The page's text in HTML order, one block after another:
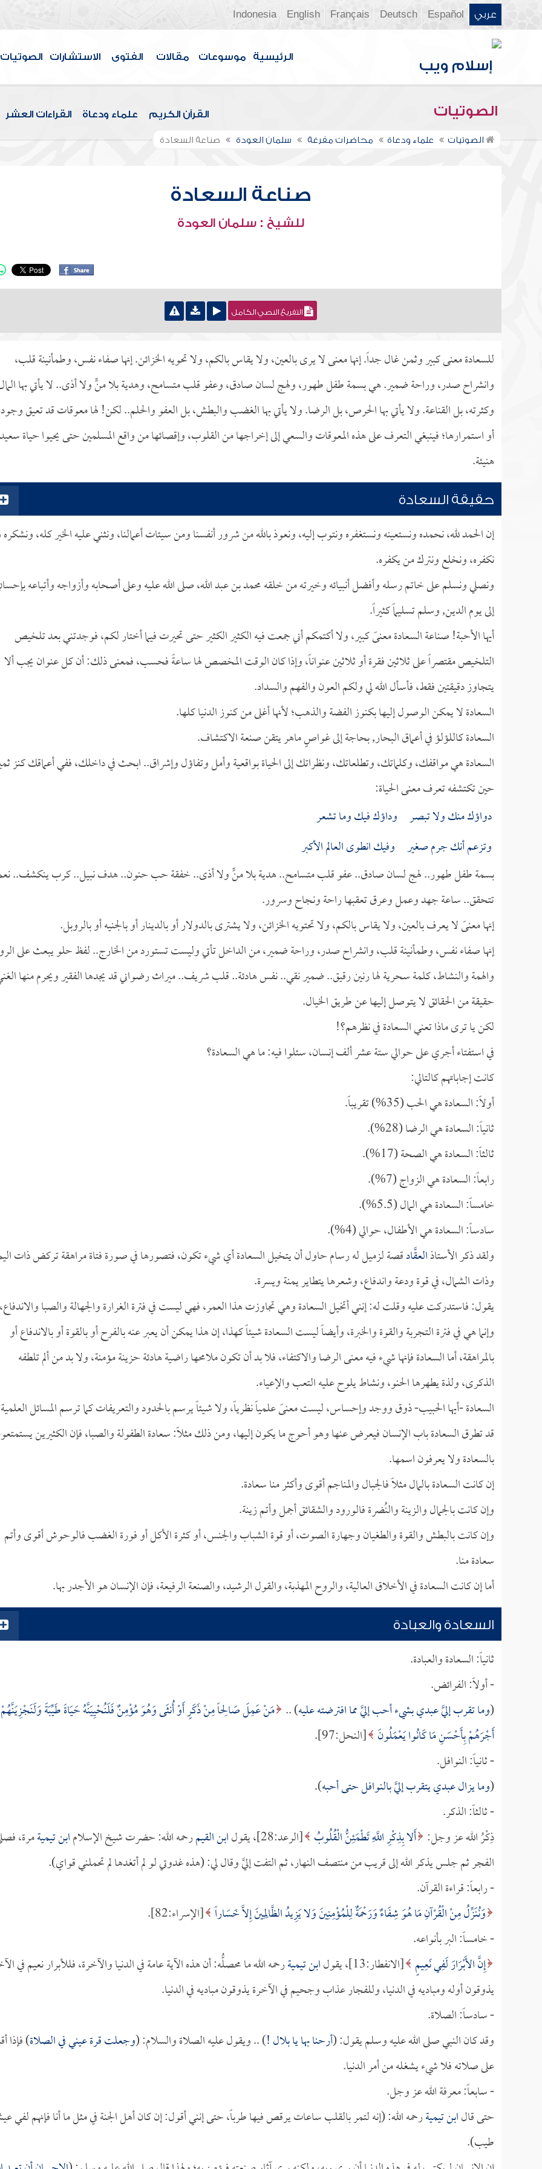
عربي Español
Deutsch
Français
English
Indonesia
الرئيسية موسوعات مقالات الفتوى الاستشارات الصوتيات
الصوتيات القرآن الكريم علماء ودعاة القراءات العشر
الصوتيات علماء ودعاة محاضرات مفرغة سلمان العودة صناعة السعادة
صناعة السعادة
للشيخ : سلمان العودة
التفريغ النصي الكامل
للسعادة معنى كبير وثمن غال جداً. إنها معنى لا يرى بالعين، ولا يقاس بالكم، ولا تحويه الخزائن. إنها صفاء نفس، وطمأنينة قلب،
وانشراح صدر، وراحة ضمير. هي بسمة طفل طهور، ولهج لسان صادق، وعفو قلب متسامح، وهدية بلا منٍّ ولا أذى.. لا يأتي بها
وكثرته، بل القناعة. ولا يأتي بها الحرص، بل الرضا. ولا يأتي بها الغضب والبطش، بل العفو والحلم.. لكن! لها معوقات قد تعيق
أو استمرارها؛ فينبغي التعرف على هذه المعوقات والسعي إلى إخراجها من القلوب، وإقصائها من واقع المسلمين حتى يحيوا حياة
هنيئة.
حقيقة السعادة
إن الحمد لله، نحمده ونستعينه ونستغفره ونتوب إليه، ونعوذ بالله من شرور أنفسنا ومن سيئات أعمالنا، ونثني عليه الخير كله،
نكفره، ونخلع ونترك من يكفره.
ونصلي ونسلم على خاتم رسله وأفضل أنبيائه وخيرته من خلقه محمد بن عبد الله، صلى الله عليه وعلى أصحابه وأزواجه وأتباعه
إلى يوم الدين, وسلم تسليماً كثيراً.
أيها الأحبة! صناعة السعادة معنىً كبير، ولا أكتمكم أني جمعت فيه الكثير الكثير حتى تحيرت فيما أختار لكم، فوجدتني بعد تلخيص
التلخيص مقتصراً على ثلاثين فقرة أو ثلاثين عنواناً، وإذا كان الوقت المخصص لها ساعةً فحسب، فمعنى ذلك: أن كل عنوان يجب ألا
يتجاوز دقيقتين فقط، فأسأل الله لي ولكم العون والفهم والسداد.
السعادة لا يمكن الوصول إليها بكنوز الفضة والذهب؛ لأنها أغلى من كنوز الدنيا كلها.
السعادة كاللؤلؤ في أعماق البحار, بحاجة إلى غواصٍ ماهر يتقن صنعة الاكتشاف.
السعادة هي مواقفك، وكلماتك، وتطلعاتك، ونظراتك إلى الحياة بواقعية وأمل وتفاؤل وإشراق.. ابحث في داخلك، ففي أعماقك كنز
حين تكتشفه تعرف معنى الحياة:
دواؤك منك ولا تبصـر وداؤك فيك وما تشعر
وتزعم أنك جرم صغير وفيك انطوى العالم الأكبر
بسمة طفل طهور.. لهج لسان صادق.. عفو قلب متسامح.. هدية بلا منٍّ ولا أذى.. خفقة حب حنون.. هدف نبيل.. كرب ينكشف..
تتحقق.. ساعة جهد وعمل وعرق تعقبها راحة ونجاح وسرور.
إنها معنىً لا يعرف بالعين، ولا يقاس بالكم، ولا تحتويه الخزائن، ولا يشترى بالدولار أو بالدينار أو بالجنيه أو بالروبل.
إنها صفاء نفس، وطمأنينة قلب، وانشراح صدر، وراحة ضمير، من الداخل تأتي وليست تستورد من الخارج.. لفظ حلو يبعث على
والهمة والنشاط، كلمة سحرية لها رنين رقيق.. ضمير نقي.. نفس هادئة.. قلب شريف.. ميراث رضواني قد يجدها الفقير ويحرم منها
حقيقة من الحقائق لا يتوصل إليها عن طريق الخيال.
لكن يا ترى ماذا تعني السعادة في نظرهم؟!
في استفتاء أجري على حوالي ستة عشر ألف إنسان، سئلوا فيه: ما هي السعادة؟
كانت إجاباتهم كالتالي:
أولاً: السعادة هي الحب (35%) تقريباً.
ثانياً: السعادة هي الرضا (28%).
ثالثاً: السعادة هي الصحة (17%).
رابعاً: السعادة هي الزواج (7%).
خامساً: السعادة هي المال (5.5%).
سادساً: السعادة هي الأطفال، حوالي (4%).
ولقد ذكر الأستاذالعقَّادقصة لزميل له رسام حاول أن يتخيل السعادة أي شيء تكون، فتصورها في صورة فتاة مراهقة تركض ذات
وذات الشمال، في قوة ودعة واندفاع، وشعرها يتطاير يمنة ويسرة.
يقول: فاستدركت عليه وقلت له: إنني أتخيل السعادة وهي تجاوزت هذا العمر، فهي ليست في فترة الغرارة والجهالة والصبا
وإنما هي في فترة التجربة والقوة والخبرة، وأيضاً ليست السعادة شيئاً كهذا، إن هذا يمكن أن يعبر عنه بالفرح أو بالقوة أو بالاندفاع أو
بالمراهقة، أما السعادة فإنها شيء فيه معنى الرضا والاكتفاء، فلا بد أن تكون ملامحها راضية هادئة حزينة مؤمنة، ولا بد من ألم تلطفه
الذكرى، ولذة يطهرها الحنو، ونشاط يلوح عليه التعب والإعياء.
السعادة -أيها الحبيب- ذوق ووجد وإحساس، ليست معنىً علمياً نظرياً، ولا شيئاً يرسم بالحدود والتعريفات كما ترسم المسائل
قد تطرق السعادة باب الإنسان فيعرض عنها وهو أحوج ما يكون إليها، ومن ذلك مثلاً: سعادة الطفولة والصبا، فإن الكثيرين
بالسعادة ولا يعرفون اسمها.
إن كانت السعادة بالمال مثلاً فالجبال والمناجم أقوى وأكثر منا سعادة.
وإن كانت بالجمال والزينة والنُضرة فالورود والشقائق أجمل وأتم زينة.
وإن كانت بالبطش والقوة والطغيان وجهارة الصوت، أو قوة الشباب والجنس، أو كثرة الأكل أو فورة الغضب فالوحوش أقوى وأتم
سعادة منا.
أما إن كانت السعادة في الأخلاق العالية، والروح المهذبة، والقول الرشيد، والصنعة الرفيعة، فإن الإنسان هو الأجدر بها.
السعادة والعبادة
ثانياً: السعادة والعبادة.
- أولاً: الفرائض.
(وما تقرب إليَّ عبدي بشيء أحب إليَّ مما افترضته عليه) .. مَنْ عَمِلَ صَالِحاً مِنْ ذَكَرٍ أَوْ أُنثَى وَهُوَ مُؤْمِنٌ فَلَنُحْيِيَنَّهُ حَيَاةً طَيِّبَةً وَلَنَجْزِيَنَّهُمْ
أَجْرَهُمْ بِأَحْسَنِ مَا كَانُوا يَعْمَلُونَ [النحل:97].
- ثانياً: النوافل.
(وما يزال عبدي يتقرب إليَّ بالنوافل حتى أحبه).
- ثالثاً: الذكر.
ذِكْرُ الله عز وجل: أَلا بِذِكْرِ اللَّهِ تَطْمَئِنُّ الْقُلُوبُ [الرعد:28]، يقول ابن القيمرحمه الله: حضرت شيخ الإسلامابن تيميةمرة،
الفجر ثم جلس يذكر الله إلى قريب من منتصف النهار، ثم التفت إليَّ وقال لي: (هذه غدوتي لو لم أتغدها لم تحملني قواي).
- رابعاً: قراءة القرآن.
وَنُنَزِّلُ مِنْ الْقُرْآنِ مَا هُوَ شِفَاءٌ وَرَحْمَةٌ لِلْمُؤْمِنِينَ وَلا يَزِيدُ الظَّالِمِينَ إِلاَّ خَسَاراً [الإسراء:82].
- خامساً: البر بأنواعه.
إِنَّ الأَبْرَارَ لَفِي نَعِيمٍ [الانفطار:13]، يقول ابن تيميةرحمه الله ما محصلُّه: أن هذه الآية عامة في الدنيا والآخرة، فللأبرار نعيم في
يذوقون أوله ومباديه في الدنيا، وللفجار عذاب وجحيم في الآخرة يذوقون مباديه في الدنيا.
- سادساً: الصلاة.
وقد كان النبي صلى الله عليه وسلم يقول: (أرحنا بها يا بلال !) .. ويقول عليه الصلاة والسلام: (وجعلت قرة عيني في الصلاة) فإذا
على صلاته فلا شيء يشغله من أمر الدنيا.
- سابعاً: معرفة الله عز وجل.
حتى قالابن تيميةرحمه الله: (إنه لتمر بالقلب ساعات يرقص فيها طرباً، حتى إنني أقول: إن كان أهل الجنة في مثل ما أنا فإنهم لفي
طيب).